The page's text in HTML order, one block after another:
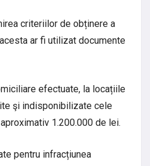
criteriilor de obținere a
ar fi utilizat documente
efectuate, la locațiile
şi indisponibilizate cele
1.200.000 de lei.
pentru infracțiunea